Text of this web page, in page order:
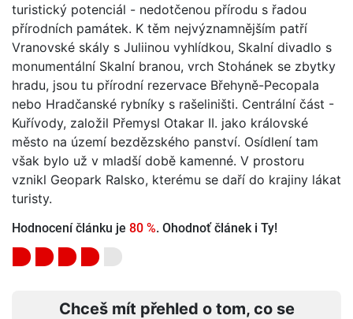
turistický potenciál - nedotčenou přírodu s řadou
přírodních památek. K těm nejvýznamnějším patří
Vranovské skály s Juliinou vyhlídkou, Skalní divadlo s
monumentální Skalní branou, vrch Stohánek se zbytky
hradu, jsou tu přírodní rezervace Břehyně-Pecopala
nebo Hradčanské rybníky s rašeliništi. Centrální část -
Kuřívody, založil Přemysl Otakar II. jako královské
město na území bezdězského panství. Osídlení tam
však bylo už v mladší době kamenné. V prostoru
vznikl Geopark Ralsko, kterému se daří do krajiny lákat
turisty.
Hodnocení článku je 80 %. Ohodnoť článek i Ty!
Chceš mít přehled o tom, co se